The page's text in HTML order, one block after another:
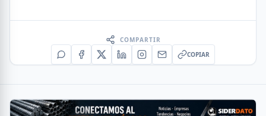
COMPARTIR
COPIAR